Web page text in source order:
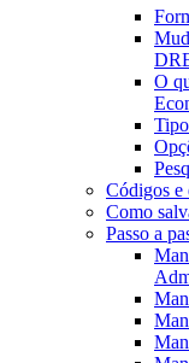
O
Códigos e
Como
Passo a